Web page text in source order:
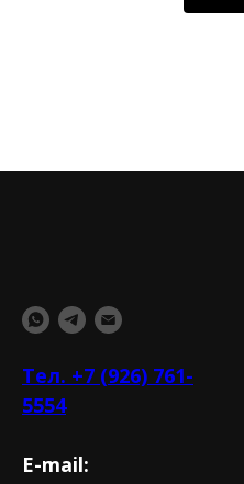
Тел. +7 (926) 761-
5554
E-mail: